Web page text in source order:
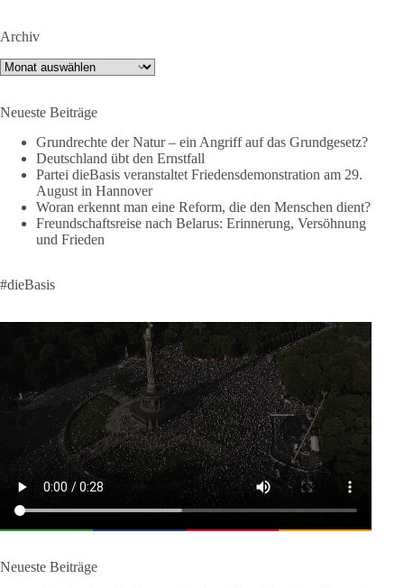
si=2b_C6GgNY9EB-rXw
❤️ Wir freuen uns über deine Unterstützung:
https://diebasis.de/spenden/
#dieBasis #frieden #russandistnichtunserFeind #friedenspartei
377 168
Wusstest du, dass ein guter Antrag nicht besser oder schlechter
wird, nur weil er von einer bestimmten Partei kommt?
Sachsen-Anhalt braucht Lösungen für Schule, Pflege,
Wirtschaft, Infrastruktur und die Kommunen. Diese Probleme
werden nicht kleiner, wenn im Landtag zuerst auf Parteifarbe
und erst danach auf den Inhalt geschaut wird.
🟩🟩🟦🟦🟥🟥🟧🟧
dieBasis Sachsen-Anhalt steht für Kooperation in Sachfragen.
und den Menschen wirklich nützt.
Archiv
Archiv
Neueste Beiträge
Grundrechte der Natur – ein Angriff auf das Grundgesetz?
Deutschland übt den Ernstfall
Partei dieBasis veranstaltet Friedensdemonstration am 29.
August in Hannover
Woran erkennt man eine Reform, die den Menschen dient?
Freundschaftsreise nach Belarus: Erinnerung, Versöhnung
und Frieden
#dieBasis
Neueste Beiträge